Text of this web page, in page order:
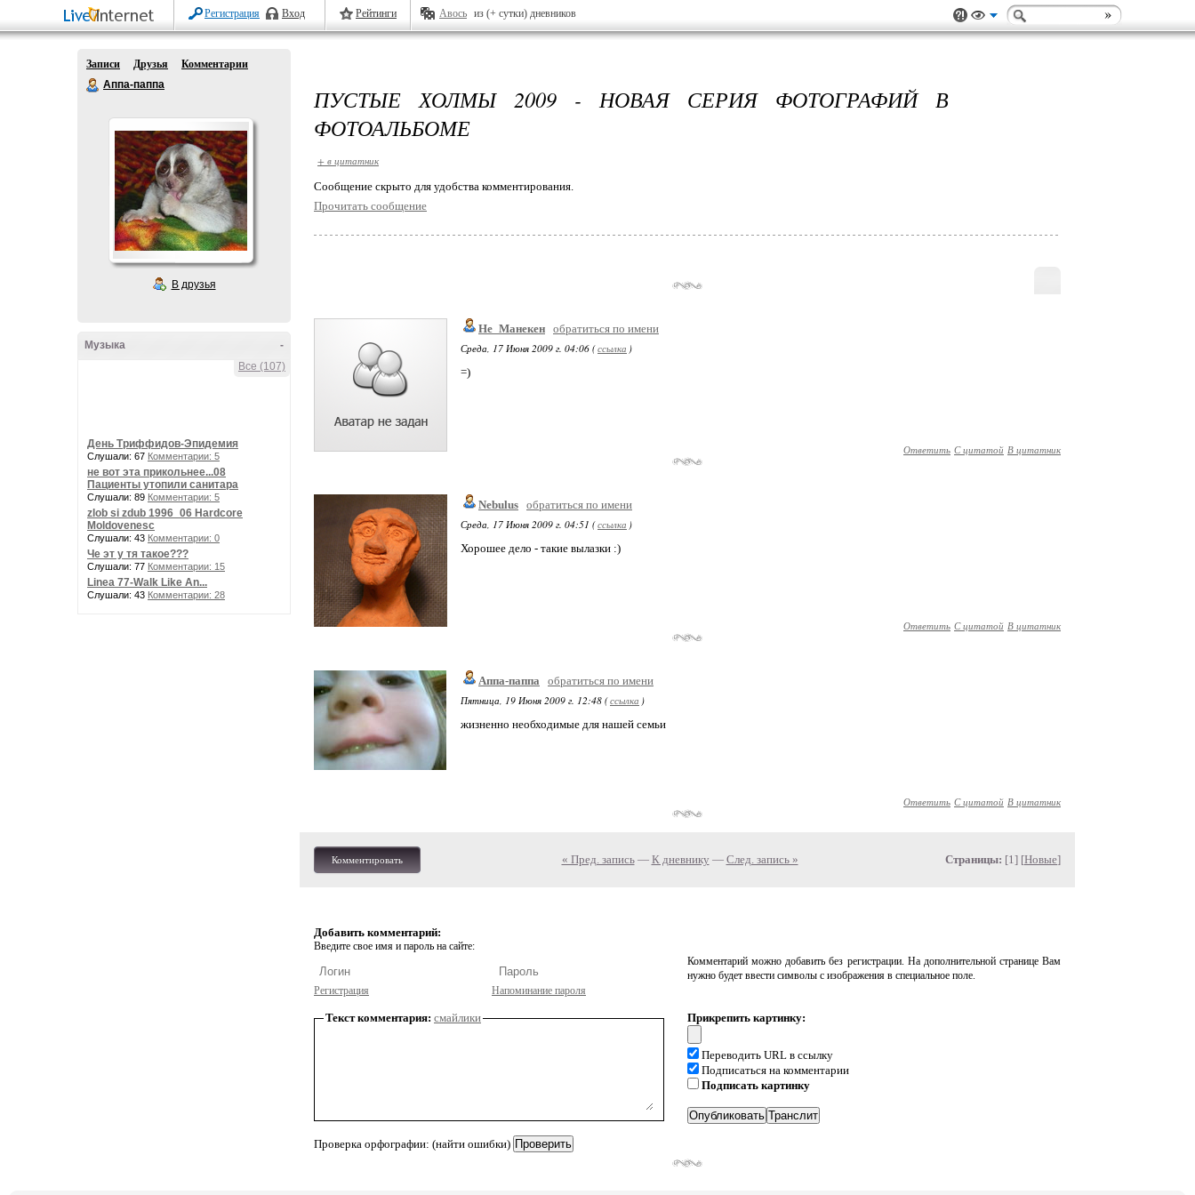
Регистрация Вход Рейтинги Авось из (+ сутки) дневников
Записи Друзья
Комментарии
Аппа-паппа
В друзья
-
Музыка
Все (107)
День Триффидов-Эпидемия
Слушали: 67 Комментарии: 5
не вот эта прикольнее...08
Пациенты утопили санитара
Слушали: 89 Комментарии: 5
zlob si zdub 1996_06 Hardcore
Moldovenesc
Слушали: 43 Комментарии: 0
Че эт у тя такое???
Слушали: 77 Комментарии: 15
Linea 77-Walk Like An...
Слушали: 43 Комментарии: 28
ПУСТЫЕ ХОЛМЫ 2009 - НОВАЯ СЕРИЯ ФОТОГРАФИЙ В
ФОТОАЛЬБОМЕ
+ в цитатник
Cообщение скрыто для удобства комментирования.
Прочитать сообщение
Не_Манекен обратиться по имени
Среда, 17 Июня 2009 г. 04:06 (ссылка )
=)
Ответить С цитатой В цитатник
Nebulus обратиться по имени
Среда, 17 Июня 2009 г. 04:51 (ссылка )
Хорошее дело - такие вылазки :)
Ответить С цитатой В цитатник
Аппа-паппа
обратиться по имени
Пятница, 19 Июня 2009 г. 12:48 (ссылка )
жизненно необходимые для нашей семьи
Ответить С цитатой В цитатник
Комментировать « Пред. запись— К дневнику — След. запись » Страницы: [1] [Новые]
Добавить комментарий:
Введите свое имя и пароль на сайте:
Регистрация Напоминание пароля
Комментарий можно добавить без регистрации. На дополнительной странице Вам
нужно будет ввести символы с изображения в специальное поле.
Текст комментария: смайлики
Проверка орфографии: (найти ошибки)
Прикрепить картинку:
Переводить URL в ссылку
Подписаться на комментарии
Подписать картинку